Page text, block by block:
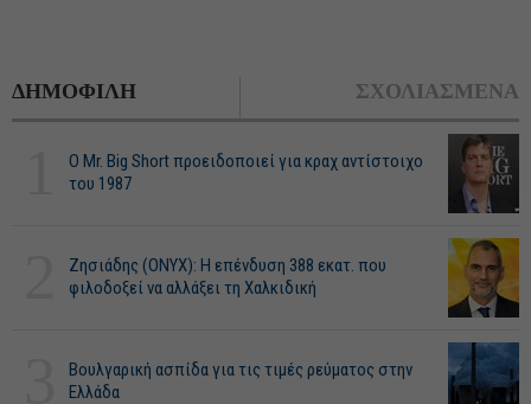
ΔΗΜΟΦΙΛΗ ΣΧΟΛΙΑΣΜΕΝΑ
O Mr. Big Short προειδοποιεί για κραχ αντίστοιχο
του 1987
Ζησιάδης (ONYX): Η επένδυση 388 εκατ. που
φιλοδοξεί να αλλάξει τη Χαλκιδική
Βουλγαρική ασπίδα για τις τιμές ρεύματος στην
Ελλάδα